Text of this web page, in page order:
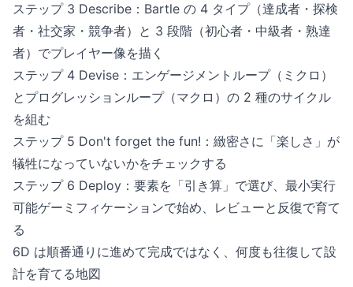
ステップ 3 Describe：Bartle の 4 タイプ（達成者・探検
者・社交家・競争者）と 3 段階（初心者・中級者・熟達
者）でプレイヤー像を描く
ステップ 4 Devise：エンゲージメントループ（ミクロ）
とプログレッションループ（マクロ）の 2 種のサイクル
を組む
ステップ 5 Don't forget the fun!：緻密さに「楽しさ」が
犠牲になっていないかをチェックする
ステップ 6 Deploy：要素を「引き算」で選び、最小実行
可能ゲーミフィケーションで始め、レビューと反復で育て
る
6D は順番通りに進めて完成ではなく、何度も往復して設
計を育てる地図